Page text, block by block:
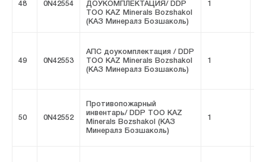
48 0N42554
ДОУКОМПЛЕКТАЦИЯ/ DDP
ТОО KAZ Minerals Bozshakol
(КАЗ Минералз Бозшаколь)
1
49 0N42553
АПС доукомплектация / DDP
ТОО KAZ Minerals Bozshakol
(КАЗ Минералз Бозшаколь)
1
50 0N42552
Противопожарный
инвентарь/ DDP ТОО KAZ
Minerals Bozshakol (КАЗ
Минералз Бозшаколь)
1